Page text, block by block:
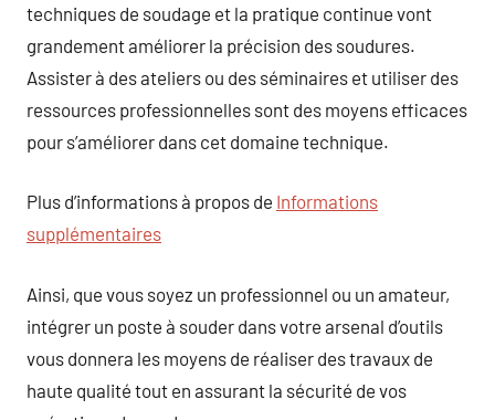
techniques de soudage et la pratique continue vont
grandement améliorer la précision des soudures.
Assister à des ateliers ou des séminaires et utiliser des
ressources professionnelles sont des moyens efficaces
pour s’améliorer dans cet domaine technique.
Plus d’informations à propos de Informations
supplémentaires
Ainsi, que vous soyez un professionnel ou un amateur,
intégrer un poste à souder dans votre arsenal d’outils
vous donnera les moyens de réaliser des travaux de
haute qualité tout en assurant la sécurité de vos